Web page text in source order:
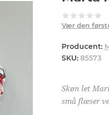
Vær den
Producent:
SKU: 85573
Skøn let
små flæser